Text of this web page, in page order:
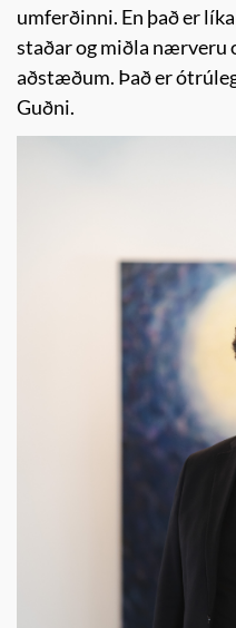
umferðinni. En það er
staðar og miðla nærveru
aðstæðum. Það er
Guðni.